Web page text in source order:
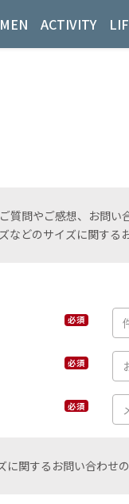
MEN ACTIVITY
質問やご感想、お問い
などのサイズに関する
必須
必須
必須
に関するお問い合わせ